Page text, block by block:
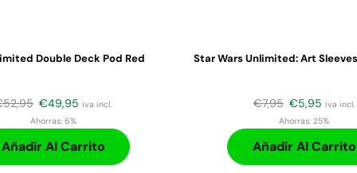
Double Deck Pod Red
52,95 €49,95 iva incl.
Ahorras:6%
Añadir Al Carrito
Star Wars Unlimited: Art
€7,95 €5,95 iva incl.
Ahorras: 25%
Añadir Al Carrito